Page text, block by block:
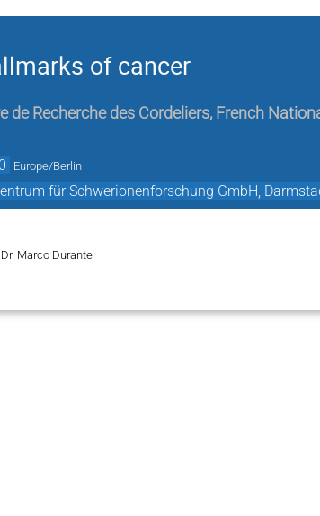
of cancer
de Recherche des Cordeliers, French
Europe/Berlin
für Schwerionenforschung GmbH,
Marco Durante